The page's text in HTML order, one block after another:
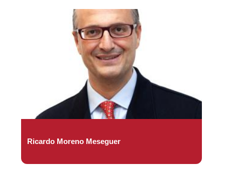
Ricardo Moreno Meseguer